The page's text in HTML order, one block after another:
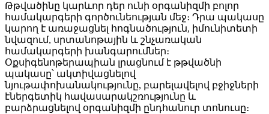
Թթվածինը կարևոր դեր ունի օրգանիզմի բոլոր
համակարգերի գործունեության մեջ։ Դրա պակասը
կարող է առաջացնել հոգնածություն, իմունիտետի
նվազում, սրտանոթային և շնչառական
համակարգերի խանգարումներ։
Օքսիգենոթերապիան լրացնում է թթվածնի
պակասը՝ ակտիվացնելով
նյութափոխանակությունը, բարելավելով բջիջների
էներգետիկ հավասարակշռությունը և
բարձրացնելով օրգանիզմի ընդհանուր տոնուսը։